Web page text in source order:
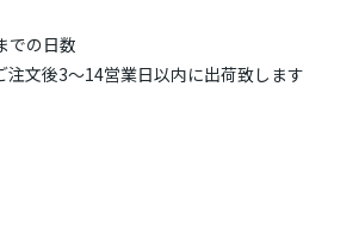
での日数
注文後3～14営業日以内に出荷致します